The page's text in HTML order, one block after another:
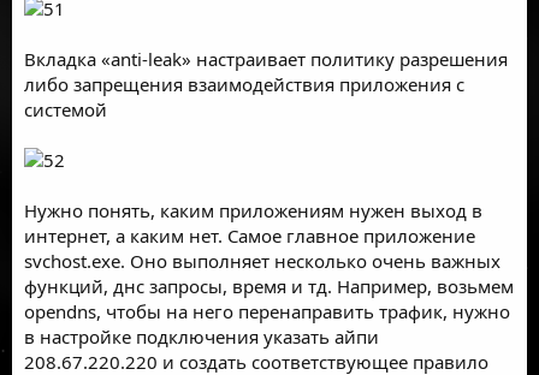
Вкладка «anti-leak» настраивает политику разрешения
либо запрещения взаимодействия приложения с
системой
Нужно понять, каким приложениям нужен выход в
интернет, а каким нет. Самое главное приложение
svchost.exe. Оно выполняет несколько очень важных
функций, днс запросы, время и тд. Например, возьмем
opendns, чтобы на него перенаправить трафик, нужно
в настройке подключения указать айпи
208.67.220.220 и создать соответствующее правило